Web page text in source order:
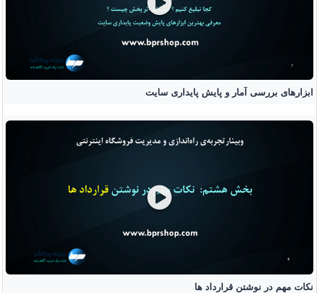
ابزارهای بررسی آمار و پایش پایداری سایت
نکات مهم در نوشتن قرارداد ها